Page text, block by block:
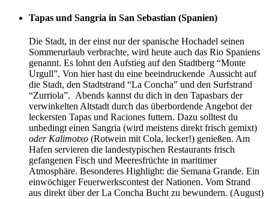
Tapas und Sangria in San Sebastian (Spanien)
Die Stadt, in der einst nur der spanische Hochadel seinen
Sommerurlaub verbrachte, wird heute auch das Rio Spaniens
genannt. Es lohnt den Aufstieg auf den Stadtberg “Monte
Urgull”. Von hier hast du eine beeindruckende Aussicht auf
die Stadt, den Stadtstrand “La Concha” und den Surfstrand
“Zurriola”. Abends kannst du dich in den Tapasbars der
verwinkelten Altstadt durch das überbordende Angebot der
leckersten Tapas und Raciones futtern. Dazu solltest du
unbedingt einen Sangria (wird meistens direkt frisch gemixt)
oder Kalimotxo (Rotwein mit Cola, lecker!) genießen. Am
Hafen servieren die landestypischen Restaurants frisch
gefangenen Fisch und Meeresfrüchte in maritimer
Atmosphäre. Besonderes Highlight: die Semana Grande. Ein
einwöchiger Feuerwerkscontest der Nationen. Vom Strand
aus direkt über der La Concha Bucht zu bewundern. (August)